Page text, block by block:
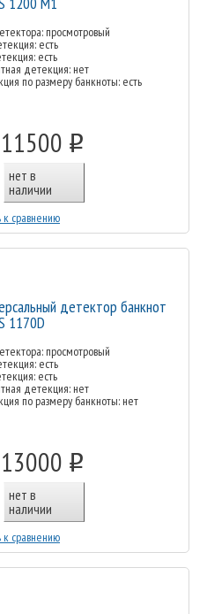
просмотровый
есть
есть
детекция: нет
по размеру банкноты: есть
11500 o
нет в
наличии
к сравнению
детектор банкнот
1170D
просмотровый
есть
есть
детекция: нет
по размеру банкноты: нет
13000 o
нет в
наличии
к сравнению